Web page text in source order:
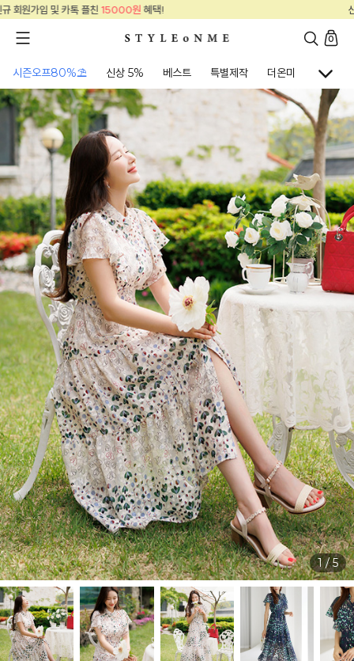
15000원
혜택!
0
시즌오프80%⛱ 신상 5% 베스트 특별제작 더온미 골프웨어
1/5